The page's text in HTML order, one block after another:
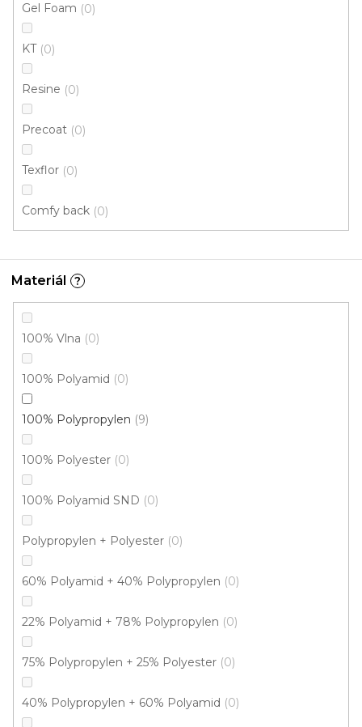
Gel Foam 0
KT 0
Resine 0
Precoat 0
Texflor 0
Comfy back 0
Materiál ?
100% Vlna 0
100% Polyamid 0
100% Polypropylen 9
100% Polyester 0
100% Polyamid SND 0
Polypropylen + Polyester 0
60% Polyamid + 40% Polypropylen 0
22% Polyamid + 78% Polypropylen 0
75% Polypropylen + 25% Polyester 0
40% Polypropylen + 60% Polyamid 0
317 Kč
5 m
Metrážový koberec AVILA 9465
317 Kč/ m2
5 m 4 m